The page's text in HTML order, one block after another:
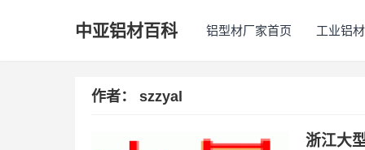
中亚铝材百科 铝型材厂家首页 工业铝材
作者： szzyal
浙江大